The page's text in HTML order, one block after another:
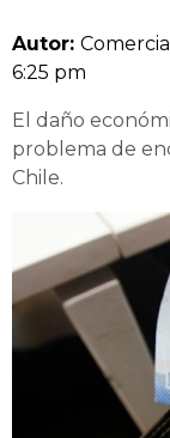
Autor:
6:25 pm
El daño
problema de
Chile.